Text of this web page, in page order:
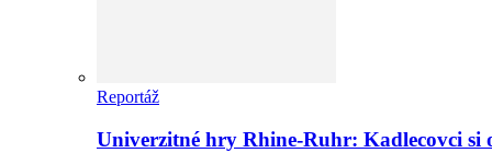
Reportáž
Univerzitné hry Rhine-Ruhr: Kadlecovci si